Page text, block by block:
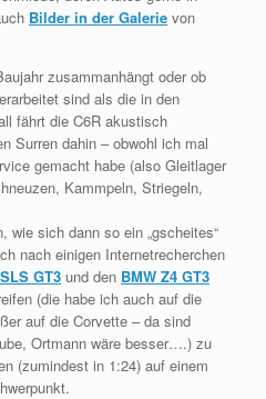
Bilder in der Galerie von
zusammanhängt oder ob
sind als die in den
fährt die C6R akustisch
Surren dahin – obwohl ich mal
gemacht habe (also Gleitlager
Kammpeln, Striegeln,
wie sich dann so ein „gscheites“
nach einigen Internetrecherchen
GT3 und den BMW Z4 GT3
(die habe ich auch auf die
auf die Corvette – da sind
Ortmann wäre besser….) zu
(zumindest in 1:24) auf einem